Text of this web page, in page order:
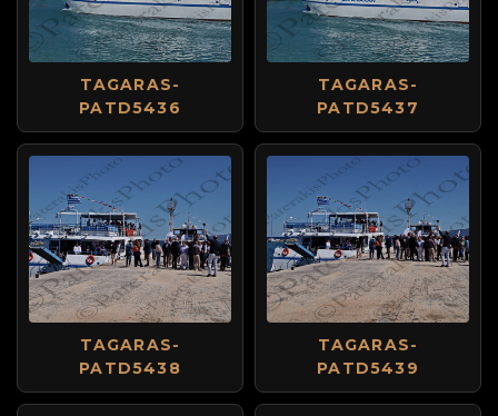
TAGARAS-
PATD5436
TAGARAS-
PATD5437
TAGARAS-
PATD5438
TAGARAS-
PATD5439